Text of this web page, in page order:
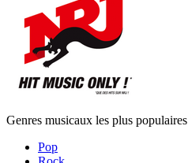
Genres musicaux les plus populaires
Pop